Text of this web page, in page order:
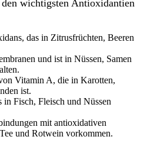
wichtigsten Antioxidantien
das in Zitrusfrüchten, Beeren
und ist in Nüssen, Samen
Vitamin A, die in Karotten,
ist.
in Fisch, Fleisch und Nüssen
mit antioxidativen
und Rotwein vorkommen.